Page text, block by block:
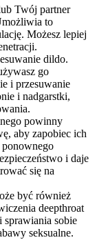
Twój partner
to
Możesz lepiej
dildo.
go
i przesuwanie
i nadgarstki,
powinny
aby zapobiec ich
ponownego
i daje
się na
być również
deepthroat
sobie
seksualne.